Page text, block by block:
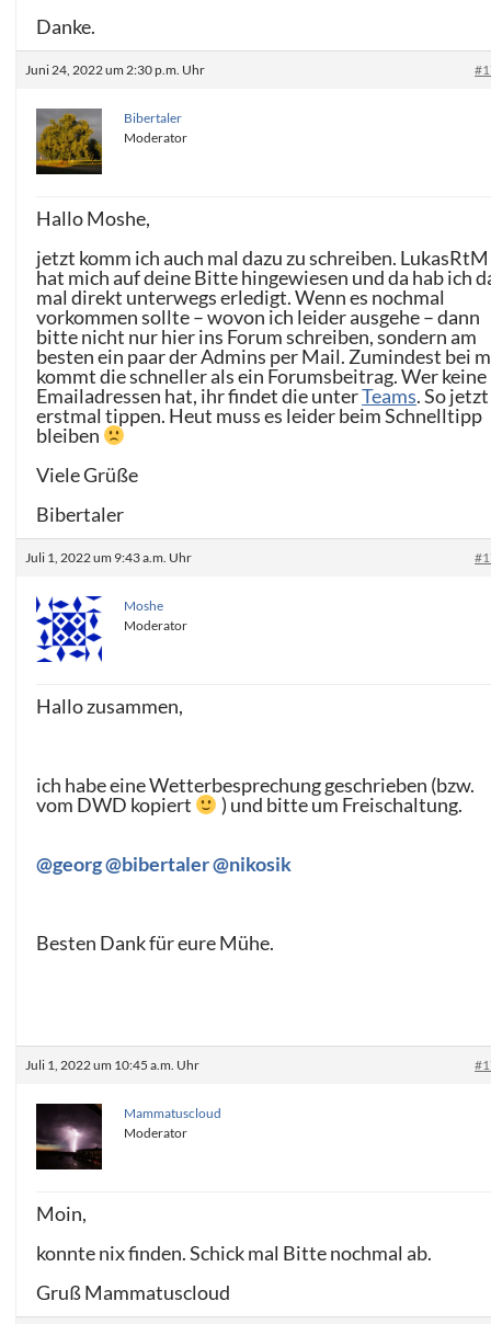
Danke.
Juni 24, 2022 um 2:30 p.m. Uhr
Bibertaler
Moderator
Hallo Moshe,
jetzt komm ich auch mal dazu zu schreiben. LukasRtM
hat mich auf deine Bitte hingewiesen und da hab ich
mal direkt unterwegs erledigt. Wenn es nochmal
vorkommen sollte – wovon ich leider ausgehe – dann
bitte nicht nur hier ins Forum schreiben, sondern am
besten ein paar der Admins per Mail. Zumindest bei
kommt die schneller als ein Forumsbeitrag. Wer keine
Emailadressen hat, ihr findet die unterTeams. So jetzt
erstmal tippen. Heut muss es leider beim Schnelltipp
bleiben
Viele Grüße
Bibertaler
Juli 1, 2022 um 9:43 a.m. Uhr
Moshe
Moderator
Hallo zusammen,
ich habe eine Wetterbesprechung geschrieben (bzw.
vom DWD kopiert
) und bitte um Freischaltung.
@georg@bibertaler@nikosik
Besten Dank für eure Mühe.
Juli 1, 2022 um 10:45 a.m. Uhr
Mammatuscloud
Moderator
Moin,
konnte nix finden. Schick mal Bitte nochmal ab.
Gruß Mammatuscloud